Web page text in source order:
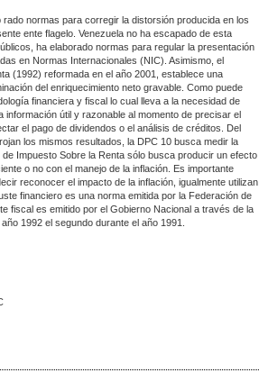
normas para corregir la distorsión producida en los
ente flagelo. Venezuela no ha escapado de esta
ha elaborado normas para regular la presentación
en Normas Internacionales (NIC). Asimismo, el
(1992) reformada en el año 2001, establece una
del enriquecimiento neto gravable. Como puede
financiera y fiscal lo cual lleva a la necesidad de
útil y razonable al momento de precisar el
el pago de dividendos o el análisis de créditos. Del
los mismos resultados, la DPC 10 busca medir la
Impuesto Sobre la Renta sólo busca producir un efecto
o no con el manejo de la inflación. Es importante
reconocer el impacto de la inflación, igualmente utilizan
financiero es una norma emitida por la Federación de
fiscal es emitido por el Gobierno Nacional a través de la
1992 el segundo durante el año 1991.